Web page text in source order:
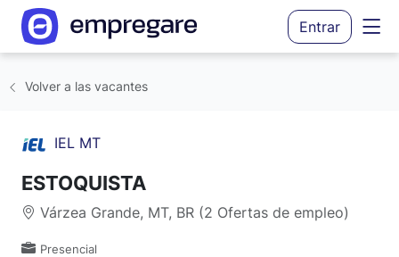
Entrar
Volver a las vacantes
IEL MT
ESTOQUISTA
Várzea Grande, MT, BR (2 Ofertas de empleo)
Presencial